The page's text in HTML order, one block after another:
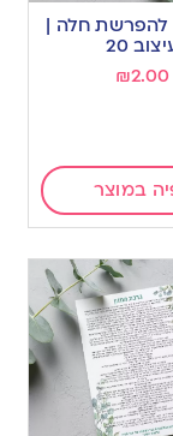
להפרשת חלה |
20
₪2.00
במוצר